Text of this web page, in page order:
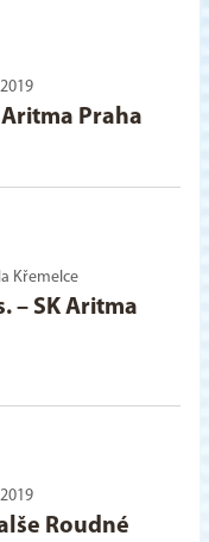
Aritma Praha
Křemelce
– SK Aritma
Roudné